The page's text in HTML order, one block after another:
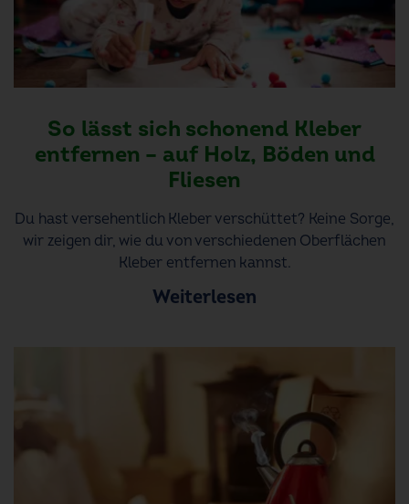
So lässt sich schonend Kleber
entfernen – auf Holz, Böden und
Fliesen
Du hast versehentlich Kleber verschüttet? Keine Sorge,
wir zeigen dir, wie du von verschiedenen Oberflächen
Kleber entfernen kannst.
Weiterlesen